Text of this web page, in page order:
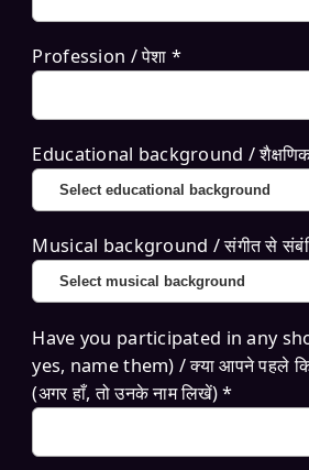
Profession / पेशा *
Educational background / शैक्षणिक
Musical background / संगीत से
Have you participated in any
yes, name them) / क्या आपने पहले
(अगर हाँ, तो उनके नाम लिखें) *